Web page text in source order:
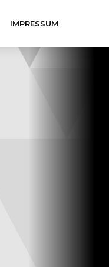
IMPRESSUM